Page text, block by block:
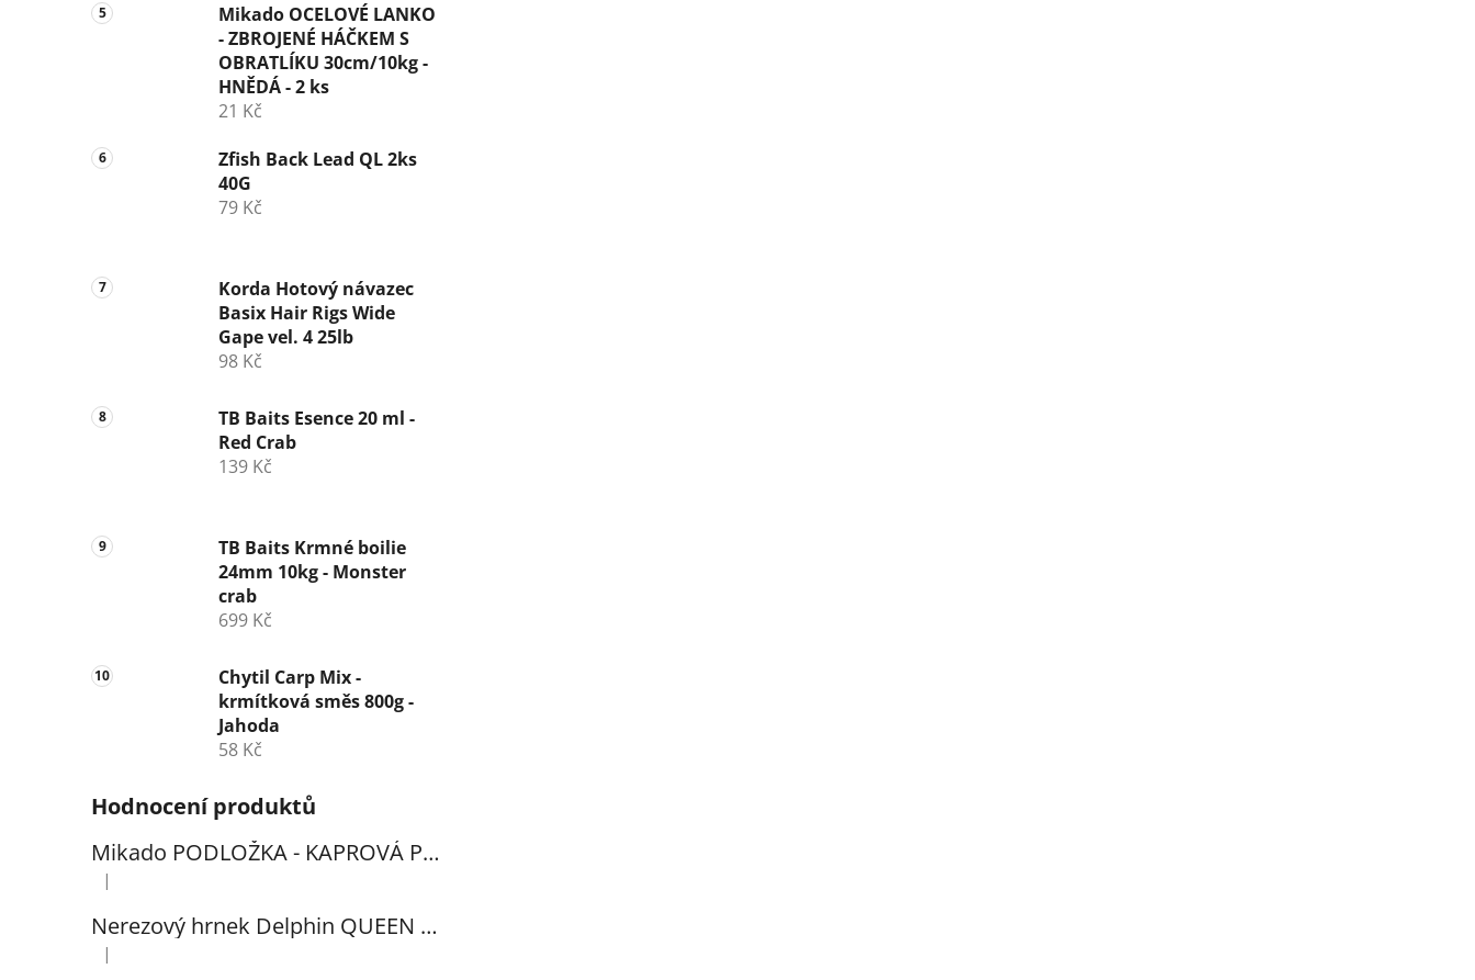
Mikado OCELOVÉ LANKO
- ZBROJENÉ HÁČKEM S
OBRATLÍKU 30cm/10kg -
HNĚDÁ - 2 ks
21 Kč
Zfish Back Lead QL 2ks
40G
79 Kč
Korda Hotový návazec
Basix Hair Rigs Wide
Gape vel. 4 25lb
98 Kč
TB Baits Esence 20 ml -
Red Crab
139 Kč
TB Baits Krmné boilie
24mm 10kg - Monster
crab
699 Kč
Chytil Carp Mix -
krmítková směs 800g -
Jahoda
58 Kč
Hodnocení produktů
Mikado PODLOŽKA - KAPROVÁ PRO VYHÁČKOVÁNÍ S METREM - (102x60cm) - 1ks
Hodnocení produktu je 5 z 5 hvězdiček.
|
Nerezový hrnek Delphin QUEEN 300ml
Hodnocení produktu je 5 z 5 hvězdiček.
|